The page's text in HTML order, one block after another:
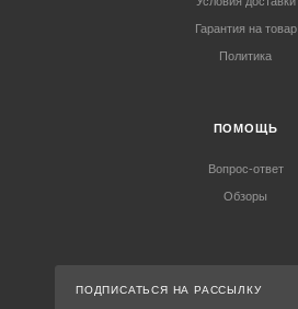
Гарантия на товар
Политика
ПОМОЩЬ
Вопрос-ответ
Обзоры
ПОДПИСАТЬСЯ НА РАССЫЛКУ